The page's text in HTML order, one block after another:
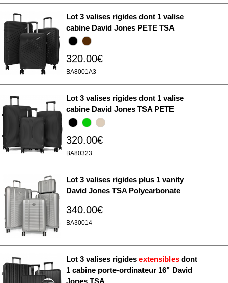
Lot 3 valises rigides dont 1 valise
cabine David Jones PETE TSA
320.00€
BA8001A3
Lot 3 valises rigides dont 1 valise
cabine David Jones TSA PETE
320.00€
BA80323
Lot 3 valises rigides plus 1 vanity
David Jones TSA Polycarbonate
340.00€
BA30014
Lot 3 valises rigides extensibles dont
1 cabine porte-ordinateur 16" David
Jones TSA